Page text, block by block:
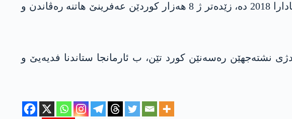
ژ دەما داگیرکرنا عەفرینێ ژ ئالیێ ئارتێشا ترکیێ و گرووپێن چەکدارێن سەر ب وێ ڤە د ئادارا 2018 دە، زێدەتر ژ 8 ھەزار کوردێن عەفرینێ ھاتنە رەڤاندن و
نشتەجھێن رەسەنێن کورد تێن، ب ئارمانجا ستاندنا فدیەیێ و